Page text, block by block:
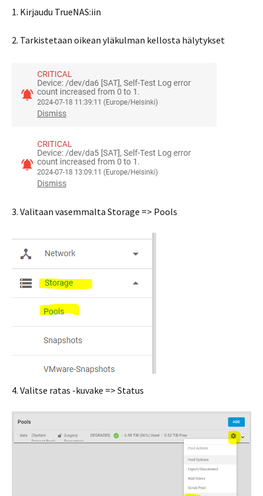
1. Kirjaudu TrueNAS:iin
2. Tarkistetaan oikean yläkulman kellosta hälytykset
3. Valitaan vasemmalta Storage => Pools
4. Valitse ratas -kuvake => Status